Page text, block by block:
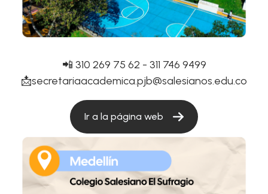
📲 310 269 75 62 - 311 746 9499
📩secretariaacademica.pjb@salesianos.edu.co
Ir a la página web